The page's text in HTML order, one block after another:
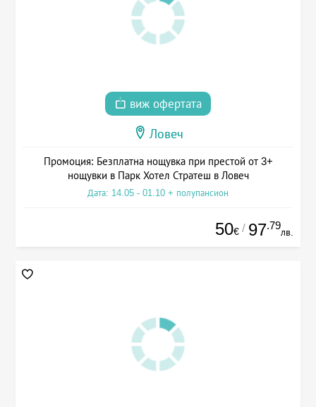
виж офертата
Ловеч
Промоция: Безплатна нощувка при престой от 3+
нощувки в Парк Хотел Стратеш в Ловеч
Дата: 14.05 - 01.10 + полупансион
50€ / 97.79
лв.